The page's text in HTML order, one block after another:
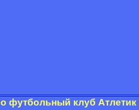
футбольный клуб